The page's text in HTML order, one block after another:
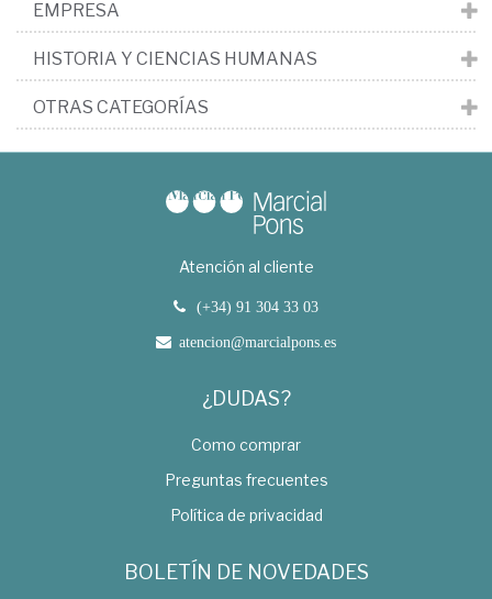
EMPRESA
HISTORIA Y CIENCIAS HUMANAS
OTRAS CATEGORÍAS
Atención al cliente
(+34) 91 304 33 03
atencion@marcialpons.es
¿DUDAS?
Como comprar
Preguntas frecuentes
Política de privacidad
BOLETÍN DE NOVEDADES